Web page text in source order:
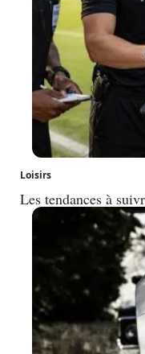
Loisirs
Les tendances à